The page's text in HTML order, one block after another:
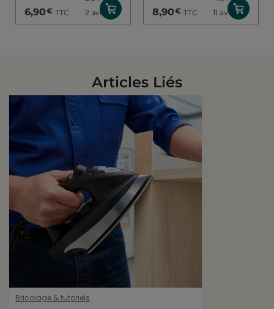
2avis
6,90€ TTC
11avis
8,90€ TTC
Articles Liés
Bricolage & tutoriels